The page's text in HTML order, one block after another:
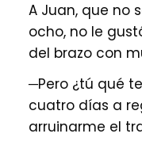
A Juan, que no
ocho, no le
del brazo con
─Pero ¿tú qué
cuatro días a
arruinarme el